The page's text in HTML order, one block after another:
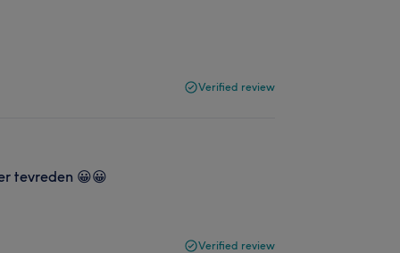
Verified review
tevreden 😀😀
Verified review